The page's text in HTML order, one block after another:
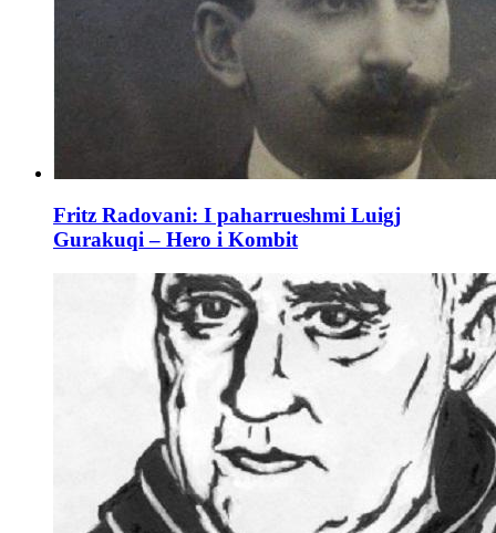
Fritz Radovani: I paharrueshmi Luigj
Gurakuqi – Hero i Kombit